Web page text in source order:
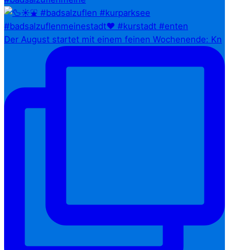
Der August startet mit einem feinen Wochenende: Kn